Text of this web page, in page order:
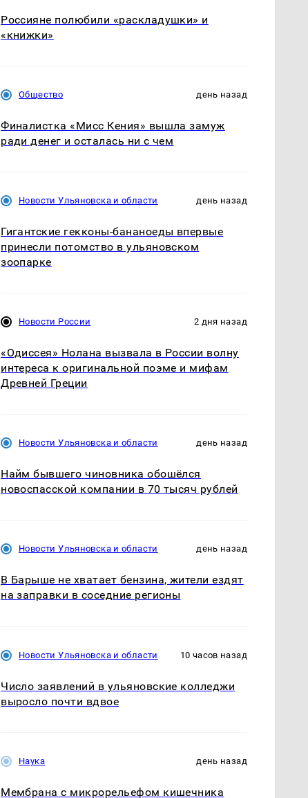
Россияне полюбили «раскладушки» и
«книжки»
Общество день назад
Финалистка «Мисс Кения» вышла замуж
ради денег и осталась ни с чем
Новости Ульяновска и области день назад
Гигантские гекконы-бананоеды впервые
принесли потомство в ульяновском
зоопарке
Новости России 2 дня назад
«Одиссея» Нолана вызвала в России волну
интереса к оригинальной поэме и мифам
Древней Греции
Новости Ульяновска и области день назад
Найм бывшего чиновника обошёлся
новоспасской компании в 70 тысяч рублей
Новости Ульяновска и области день назад
В Барыше не хватает бензина, жители ездят
на заправки в соседние регионы
Новости Ульяновска и области 10 часов назад
Число заявлений в ульяновские колледжи
выросло почти вдвое
Наука день назад
Мембрана с микрорельефом кишечника